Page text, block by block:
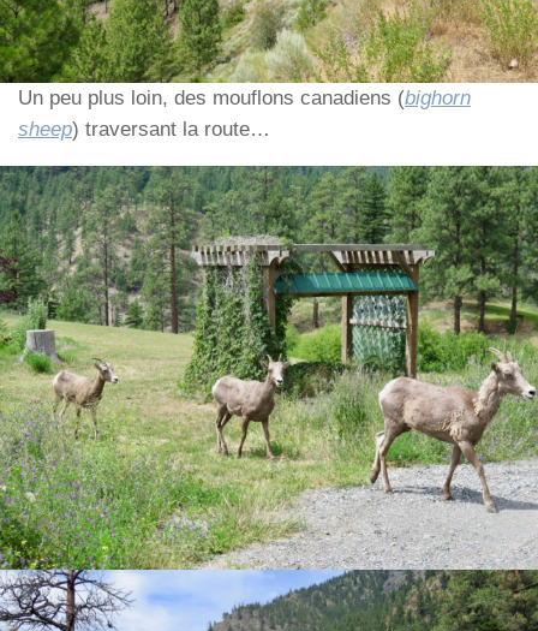
Un peu plus loin, des mouflons canadiens (bighorn
sheep) traversant la route…